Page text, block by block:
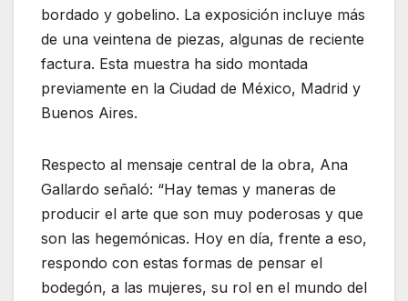
bordado y gobelino. La exposición incluye más
de una veintena de piezas, algunas de reciente
factura. Esta muestra ha sido montada
previamente en la Ciudad de México, Madrid y
Buenos Aires.
Respecto al mensaje central de la obra, Ana
Gallardo señaló: “Hay temas y maneras de
producir el arte que son muy poderosas y que
son las hegemónicas. Hoy en día, frente a eso,
respondo con estas formas de pensar el
bodegón, a las mujeres, su rol en el mundo del